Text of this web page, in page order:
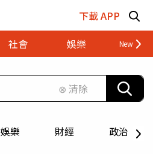
下載 APP
社會 娛樂 財經
⊗ 清除
娛樂 財經 政治